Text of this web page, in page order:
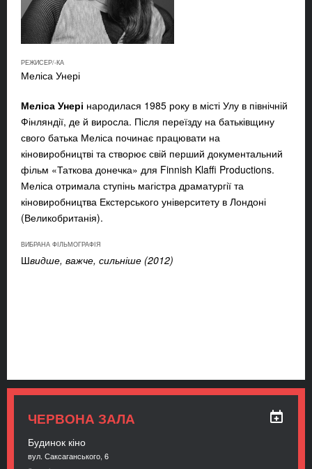
РЕЖИСЕР/-КА
Меліса Унері
Меліса Унері народилася 1985 року в місті Улу в північній
Фінляндії, де й виросла. Після переїзду на батьківщину
свого батька Меліса починає працювати на
кіновиробництві та створює свій перший документальний
фільм «Таткова донечка» для Finnish Klaffi Productions.
Меліса отримала ступінь магістра драматургії та
кіновиробництва Екстерського університету в Лондоні
(Великобританія).
ВИБРАНА ФІЛЬМОГРАФІЯ
Швидше, важче, сильніше (2012)
ЧЕРВОНА ЗАЛА
Будинок кіно
вул. Саксаганського, 6